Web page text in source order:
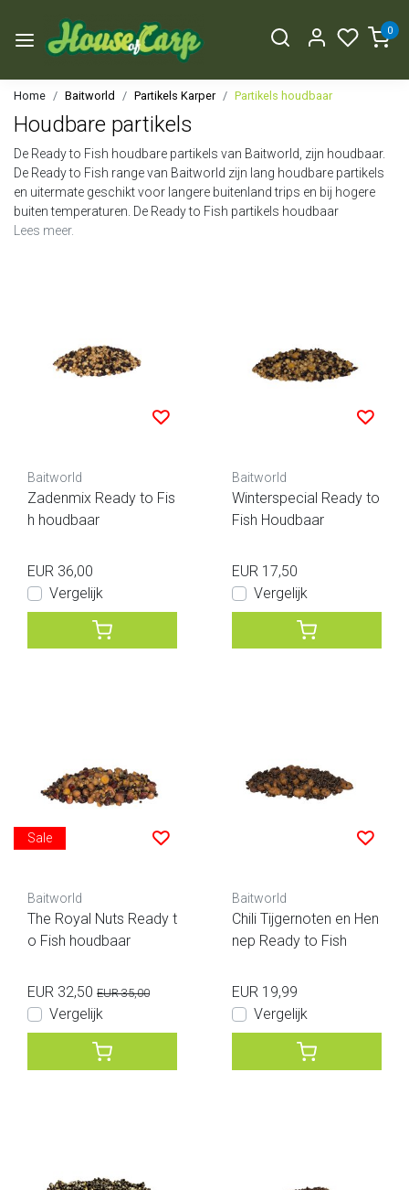
0
Home Baitworld Partikels Karper Partikels houdbaar
Houdbare partikels
De Ready to Fish houdbare partikels van Baitworld, zijn houdbaar.
De Ready to Fish range van Baitworld zijn lang houdbare partikels
en uitermate geschikt voor langere buitenland trips en bij hogere
buiten temperaturen. De Ready to Fish partikels houdbaar
Lees meer.
Baitworld
Zadenmix Ready to Fis
h houdbaar
EUR 36,00
Vergelijk
Baitworld
Winterspecial Ready to
Fish Houdbaar
EUR 17,50
Vergelijk
Sale
Baitworld
The Royal Nuts Ready t
o Fish houdbaar
EUR 32,50 EUR 35,00
Vergelijk
Baitworld
Chili Tijgernoten en Hen
nep Ready to Fish
EUR 19,99
Vergelijk